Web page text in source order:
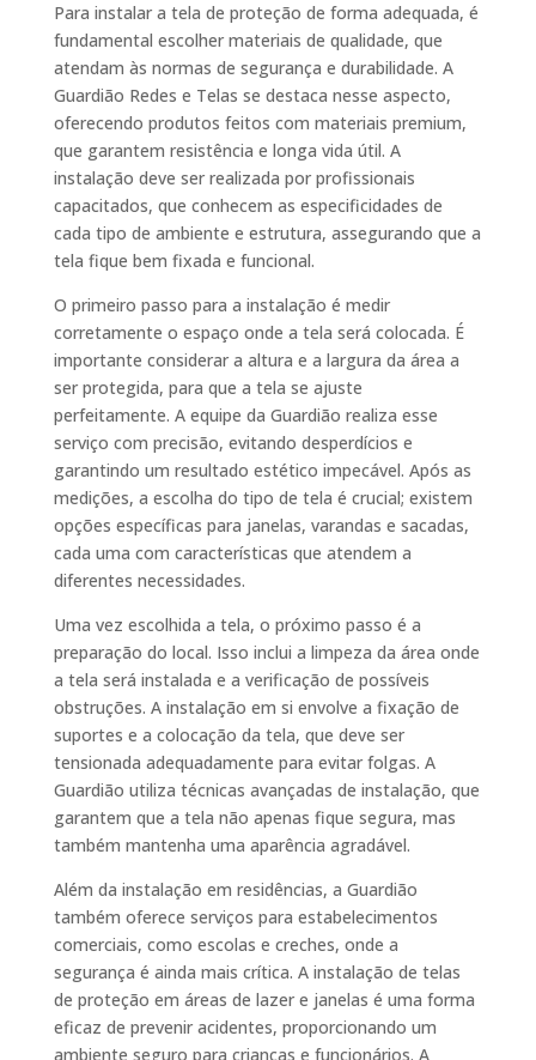
Para instalar a tela de proteção de forma adequada, é
fundamental escolher materiais de qualidade, que
atendam às normas de segurança e durabilidade. A
Guardião Redes e Telas se destaca nesse aspecto,
oferecendo produtos feitos com materiais premium,
que garantem resistência e longa vida útil. A
instalação deve ser realizada por profissionais
capacitados, que conhecem as especificidades de
cada tipo de ambiente e estrutura, assegurando que a
tela fique bem fixada e funcional.
O primeiro passo para a instalação é medir
corretamente o espaço onde a tela será colocada. É
importante considerar a altura e a largura da área a
ser protegida, para que a tela se ajuste
perfeitamente. A equipe da Guardião realiza esse
serviço com precisão, evitando desperdícios e
garantindo um resultado estético impecável. Após as
medições, a escolha do tipo de tela é crucial; existem
opções específicas para janelas, varandas e sacadas,
cada uma com características que atendem a
diferentes necessidades.
Uma vez escolhida a tela, o próximo passo é a
preparação do local. Isso inclui a limpeza da área onde
a tela será instalada e a verificação de possíveis
obstruções. A instalação em si envolve a fixação de
suportes e a colocação da tela, que deve ser
tensionada adequadamente para evitar folgas. A
Guardião utiliza técnicas avançadas de instalação, que
garantem que a tela não apenas fique segura, mas
também mantenha uma aparência agradável.
Além da instalação em residências, a Guardião
também oferece serviços para estabelecimentos
comerciais, como escolas e creches, onde a
segurança é ainda mais crítica. A instalação de telas
de proteção em áreas de lazer e janelas é uma forma
eficaz de prevenir acidentes, proporcionando um
ambiente seguro para crianças e funcionários. A